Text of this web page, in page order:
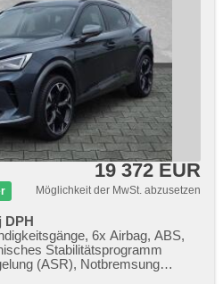
19 372 EUR
Möglichkeit der MwSt. abzusetzen
DPH
6x Airbag, ABS,
Stabilitätsprogramm
(ASR), Notbremsung